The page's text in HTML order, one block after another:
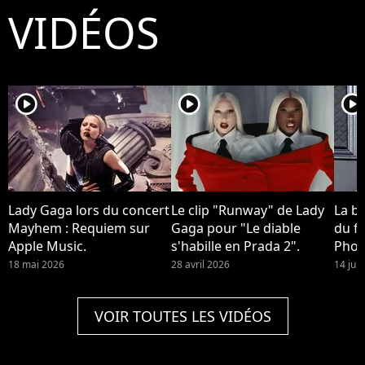
VIDÉOS
player2
Lady Gaga lors du concert
Mayhem : Requiem sur
Apple Music.
18 mai 2026
player2
Le clip "Runway" de Lady
Gaga pour "Le diable
s'habille en Prada 2".
28 avril 2026
player2
La
du
14
VOIR TOUTES LES VIDÉOS